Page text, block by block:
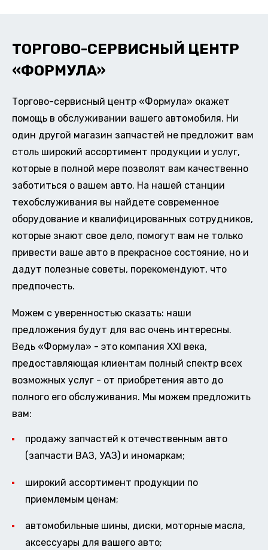
ТОРГОВО-СЕРВИСНЫЙ ЦЕНТР
«ФОРМУЛА»
Торгово-сервисный центр «Формула» окажет
помощь в обслуживании вашего автомобиля. Ни
один другой магазин запчастей не предложит вам
столь широкий ассортимент продукции и услуг,
которые в полной мере позволят вам качественно
заботиться о вашем авто. На нашей станции
техобслуживания вы найдете современное
оборудование и квалифицированных сотрудников,
которые знают свое дело, помогут вам не только
привести ваше авто в прекрасное состояние, но и
дадут полезные советы, порекомендуют, что
предпочесть.
Можем с уверенностью сказать: наши
предложения будут для вас очень интересны.
Ведь «Формула» - это компания XXI века,
предоставляющая клиентам полный спектр всех
возможных услуг - от приобретения авто до
полного его обслуживания. Мы можем предложить
вам:
продажу запчастей к отечественным авто
(запчасти ВАЗ, УАЗ) и иномаркам;
широкий ассортимент продукции по
приемлемым ценам;
автомобильные шины, диски, моторные масла,
аксессуары для вашего авто;